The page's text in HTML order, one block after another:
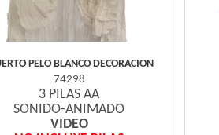
PELO BLANCO DECORACION
74298
3 PILAS AA
SONIDO-ANIMADO
VIDEO